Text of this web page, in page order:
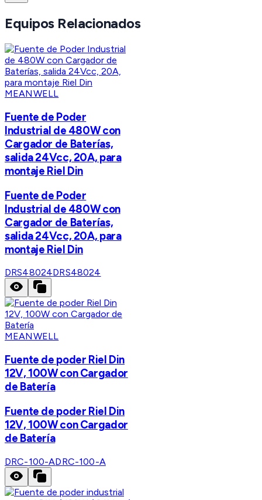
Equipos Relacionados
MEANWELL
Fuente de Poder
Industrial de 480W con
Cargador de Baterías,
salida 24Vcc, 20A, para
montaje Riel Din
Fuente de Poder
Industrial de 480W con
Cargador de Baterías,
salida 24Vcc, 20A, para
montaje Riel Din
DRS48024DRS48024
MEANWELL
Fuente de poder Riel Din
12V, 100W con Cargador
de Batería
Fuente de poder Riel Din
12V, 100W con Cargador
de Batería
DRC-100-ADRC-100-A